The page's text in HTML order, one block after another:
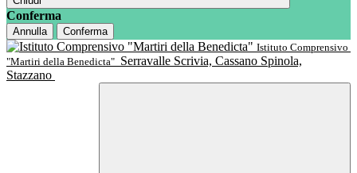
Conferma
Annulla
Conferma
Istituto Comprensivo
"Martiri della Benedicta" Serravalle Scrivia, Cassano Spinola,
Stazzano